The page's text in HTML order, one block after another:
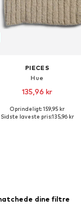
PIECES
Hue
135,96 kr
størrelser: 55-60
Oprindeligt: 159,95 kr
Sidste laveste pris:135,96 kr
dine filtre